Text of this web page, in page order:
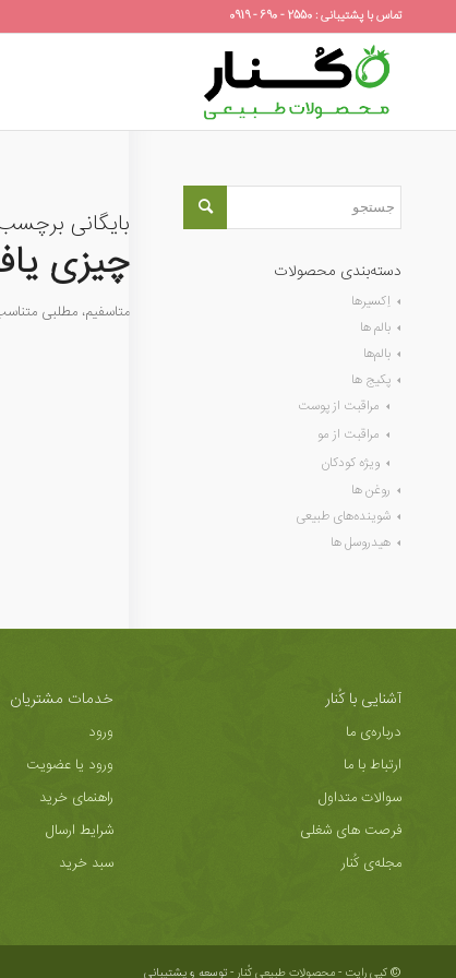
تماس با پشتیبانی : 2550 - 690 - 0919
بایگانی
چیزی
متاسفیم، مطلبی
دسته‌بندی محصولات
اِکسیرها
بالم ها
بالم‌ها
پکیج ها
مراقبت از پوست
مراقبت از مو
ویژه کودکان
روغن ها
شوینده‌های طبیعی
هیدروسل ها
آشنایی با کُنار
درباره‌ی ما
ارتباط با ما
سوالات متداول
فرصت های شغلی
مجله‌ی کُنار
خدمات مشتریان
ورود
ورود یا عضویت
راهنمای خرید
شرایط ارسال
سبد خرید
© کپی رایت - محصولات طبیعی کُنار -توسعه و پشتیبانی